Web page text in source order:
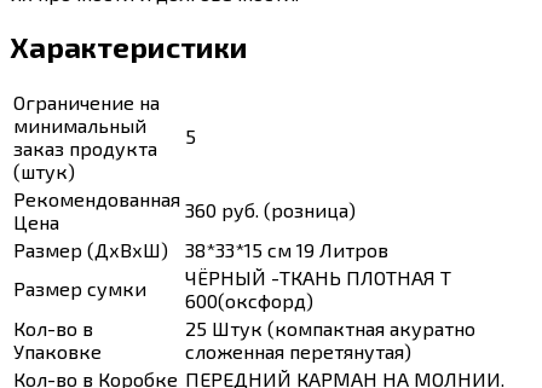
Характеристики
Ограничение на
минимальный
заказ продукта
(штук)
5
Рекомендованная
Цена
360 руб. (розница)
Размер (ДхВхШ)
38*33*15 см 19 Литров
Размер сумки
ЧЁРНЫЙ -ТКАНЬ ПЛОТНАЯ Т
600(оксфорд)
Кол-во в
Упаковке
25 Штук (компактная акуратно
сложенная перетянутая)
Кол-во в Коробке ПЕРЕДНИЙ КАРМАН НА МОЛНИИ.